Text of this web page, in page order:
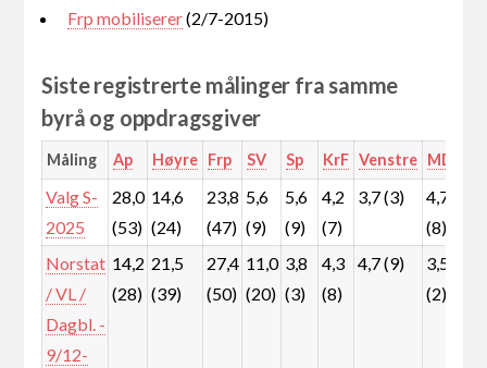
Frp mobiliserer(2/7-2015)
Siste registrerte målinger fra samme
byrå og oppdragsgiver
Måling Ap Høyre Frp SV Sp KrF Venstre MDG
Valg S-
2025
28,0
(53)
14,6
(24)
23,8
(47)
5,6
(9)
5,6
(9)
4,2
(7)
3,7 (3)
4,7
(8)
Norstat
/ VL /
Dagbl. -
9/12-
14,2
(28)
21,5
(39)
27,4
(50)
11,0
(20)
3,8
(3)
4,3
(8)
4,7 (9)
3,5
(2)